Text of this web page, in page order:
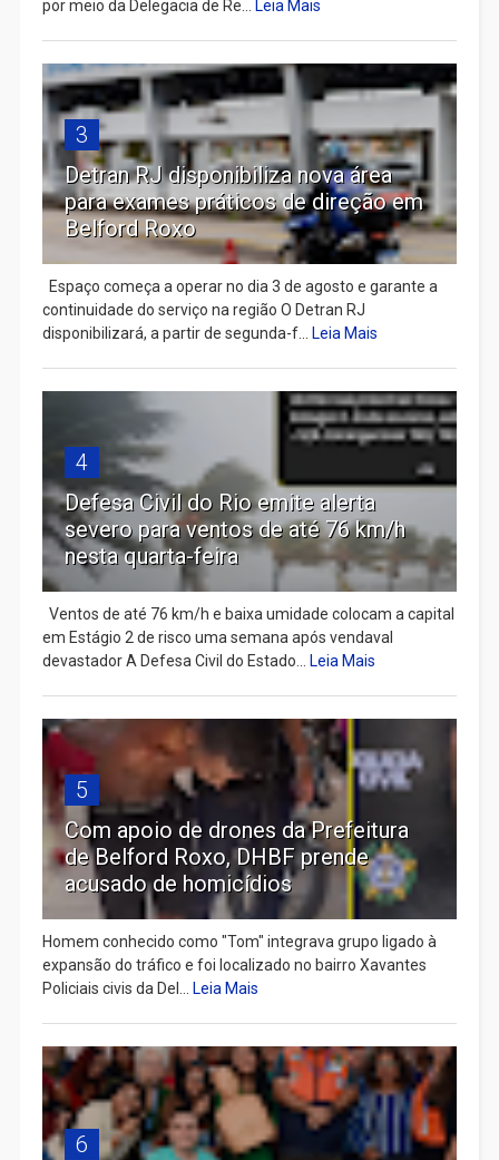
por meio da Delegacia de Re... Leia Mais
3
Detran RJ disponibiliza nova área
para exames práticos de direção em
Belford Roxo
Espaço começa a operar no dia 3 de agosto e garante a
continuidade do serviço na região O Detran RJ
disponibilizará, a partir de segunda-f...
Leia Mais
4
Defesa Civil do Rio emite alerta
severo para ventos de até 76 km/h
nesta quarta-feira
Ventos de até 76 km/h e baixa umidade colocam a capital
em Estágio 2 de risco uma semana após vendaval
devastador A Defesa Civil do Estado...
Leia Mais
5
Com apoio de drones da Prefeitura
de Belford Roxo, DHBF prende
acusado de homicídios
Homem conhecido como "Tom" integrava grupo ligado à
expansão do tráfico e foi localizado no bairro Xavantes
Policiais civis da Del...
Leia Mais
6